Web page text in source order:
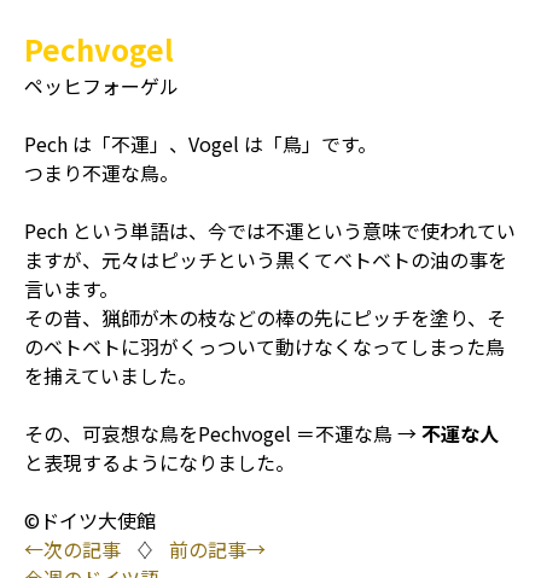
Pechvogel
ペッヒフォーゲル
Pech は「不運」、Vogel は「鳥」です。
つまり不運な鳥。
Pech という単語は、今では不運という意味で使われてい
ますが、元々はピッチという黒くてベトベトの油の事を
言います。
その昔、猟師が木の枝などの棒の先にピッチを塗り、そ
のベトベトに羽がくっついて動けなくなってしまった鳥
を捕えていました。
その、可哀想な鳥をPechvogel ＝不運な鳥 →不運な人
と表現するようになりました。
©ドイツ大使館
←次の記事 ♢ 前の記事→